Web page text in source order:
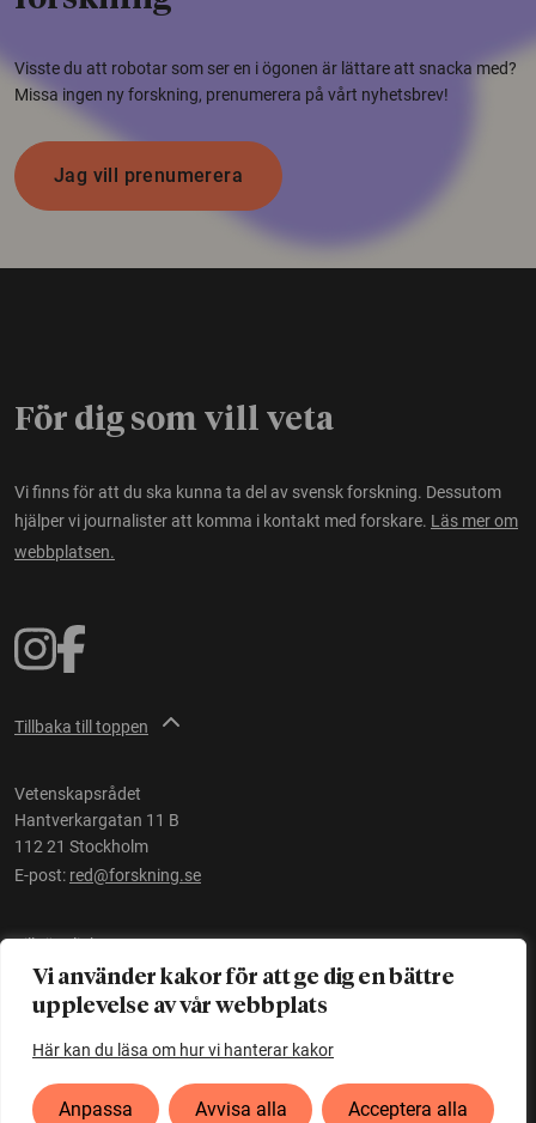
Vi använder kakor för att ge dig en bättre
upplevelse av vår webbplats
Här kan du läsa om hur vi hanterar kakor
Anpassa Avvisa alla Acceptera alla
Visste du att robotar som ser en i ögonen är lättare att snacka med?
Missa ingen ny forskning, prenumerera på vårt nyhetsbrev!
Jag vill prenumerera
För dig som vill veta
Vi finns för att du ska kunna ta del av svensk forskning. Dessutom
hjälper vi journalister att komma i kontakt med forskare. Läs mer om
webbplatsen.
Tillbaka till toppen
Vetenskapsrådet
Hantverkargatan 11 B
112 21 Stockholm
E-post: red@forskning.se
Tillgänglighet
Ett initiativ avVetenskapsrådet